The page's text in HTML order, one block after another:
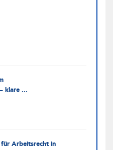
klare ...
für Arbeitsrecht in